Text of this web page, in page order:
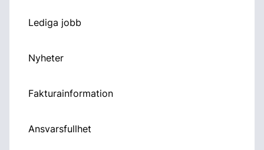
Lediga jobb
Nyheter
Fakturainformation
Ansvarsfullhet